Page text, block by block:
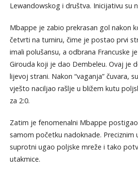
Lewandowskog i društva. Inicijativu su
Mbappe je zabio prekrasan gol nakon
četvrti na turniru, čime je postao prvi
imali polušansu, a odbrana Francuske
Girouda koji je dao Dembeleu. Ovaj je
lijevoj strani. Nakon “vaganja” čuvara,
vješto naciljao rašlje u bližem kutu
za 2:0.
Zatim je fenomenalni Mbappe
samom početku nadoknade.
suprotni ugao poljske mreže i tako
utakmice.